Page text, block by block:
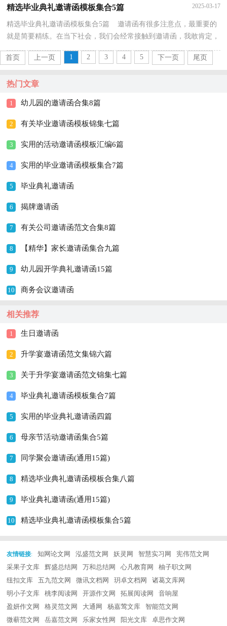
精选毕业典礼邀请函模板集合5篇 2025-03-17
精选毕业典礼邀请函模板集合5篇 邀请函有很多注意点，最重要的
就是简要精练。在当下社会，我们会经常接触到邀请函，我敢肯定，
首页
上一页 1 2 3 4 5 下一页 尾页
热门文章
1 幼儿园的邀请函合集8篇
2 有关毕业邀请函模板锦集七篇
3 实用的活动邀请函模板汇编6篇
4 实用的毕业邀请函模板集合7篇
5 毕业典礼邀请函
6 揭牌邀请函
7 有关公司邀请函范文合集8篇
8 【精华】家长邀请函集合九篇
9 幼儿园开学典礼邀请函15篇
10 商务会议邀请函
相关推荐
1 生日邀请函
2 升学宴邀请函范文集锦六篇
3 关于升学宴邀请函范文锦集七篇
4 毕业典礼邀请函模板集合7篇
5 实用的毕业典礼邀请函四篇
6 母亲节活动邀请函集合5篇
7 同学聚会邀请函(通用15篇)
8 精选毕业典礼邀请函模板合集八篇
9 毕业典礼邀请函(通用15篇)
10 精选毕业典礼邀请函模板集合5篇
友情链接: 知网论文网 泓盛范文网 妖灵网 智慧实习网
宪伟范文网
采果子文库
辉盛总结网 万和总结网 心凡教育网
柚子职文网
纽扣文库
五九范文网 微讯文档网 玥卓文档网
诸葛文库网
明小子文库
桃李阅读网 开源作文网 拓展阅读网
音响屋
盈妍作文网
格灵范文网 大通网 杨嘉莺文库
智能范文网
微蕲范文网
岳嘉范文网 乐家女性网 阳光文库 卓思作文网